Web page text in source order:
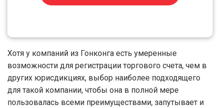
Хотя у компаний из Гонконга есть умеренные
возможности для регистрации торгового счета, чем в
других юрисдикциях, выбор наиболее подходящего
для такой компании, чтобы она в полной мере
пользовалась всеми преимуществами, запутывает и